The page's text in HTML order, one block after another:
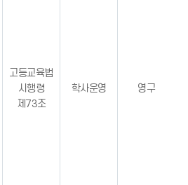
고등교육법
시행령
제73조
학사운영 영구